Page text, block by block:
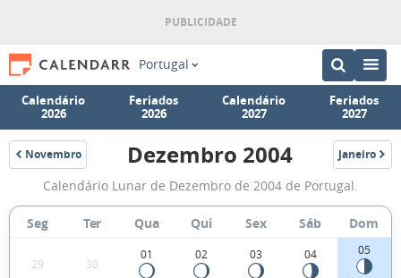
Portugal
Calendário
2026
Feriados
2026
Calendário
2027
Feriados
2027
Novembro
2004
Fases
da
Lua
Dezembro 2004 Janeiro
2005
Calendário Lunar de Dezembro de 2004 de Portugal.
Seg Ter Qua Qui Sex Sáb Dom
29 30
01 02 03 04 05